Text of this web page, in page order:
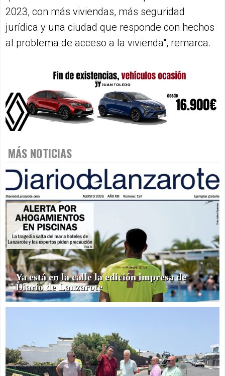
2023, con más viviendas, más seguridad
jurídica y una ciudad que responde con hechos
al problema de acceso a la vivienda", remarca.
MÁS NOTICIAS
Ya está en la calle la edición impresa de
Diario de Lanzarote